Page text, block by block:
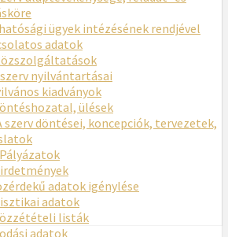
ügyek intézésének rendjével
adatok
szerv nyilvántartásai
kiadványok
ülések
szerv döntései, koncepciók, tervezetek,
adatok igénylése
adatok
listák
adatok